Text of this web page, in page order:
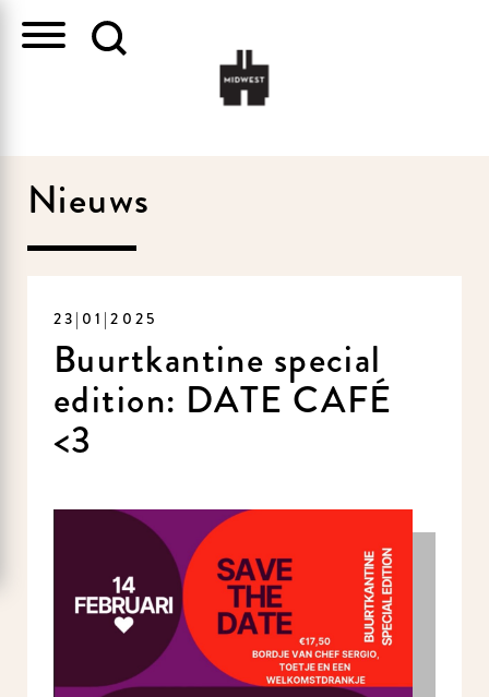
Nieuws
23|01|2025
Buurtkantine special
edition: DATE CAFÉ
<3